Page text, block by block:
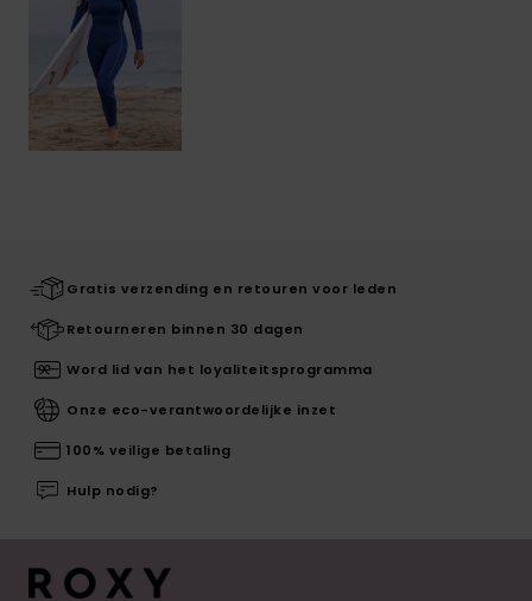
Gratis verzending en retouren voor leden
Retourneren binnen 30 dagen
Word lid van het loyaliteitsprogramma
Onze eco-verantwoordelijke inzet
100% veilige betaling
Hulp nodig?